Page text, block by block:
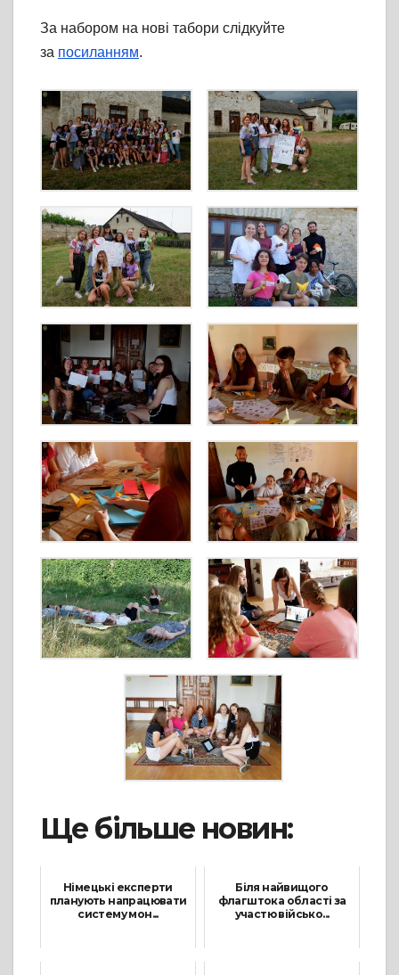
За набором на нові табори слідкуйте
за посиланням.
Ще більше новин:
Німецькі експерти
планують напрацювати
систему мон...
Біля найвищого
флагштока області за
участю військо...